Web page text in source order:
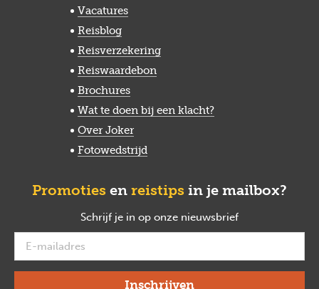
Vacatures
Reisblog
Reisverzekering
Reiswaardebon
Brochures
Wat te doen bij een klacht?
Over Joker
Fotowedstrijd
Promoties en reistips in je mailbox?
Schrijf je in op onze nieuwsbrief